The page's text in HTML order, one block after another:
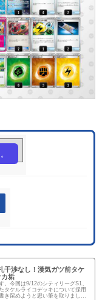
干渉なし！漢気ガツ前タケ
カ垢
。今回は9/12のシティリーグS1、
タケルライコデッキについて採用
き留めようと思い筆を取りまし